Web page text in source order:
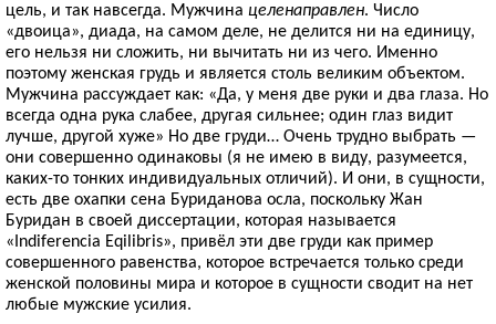
цель, и так навсегда. Мужчина целенаправлен. Число
«двоица», диада, на самом деле, не делится ни на единицу,
его нельзя ни сложить, ни вычитать ни из чего. Именно
поэтому женская грудь и является столь великим объектом.
Мужчина рассуждает как: «Да, у меня две руки и два глаза. Но
всегда одна рука слабее, другая сильнее; один глаз видит
лучше, другой хуже» Но две груди… Очень трудно выбрать —
они совершенно одинаковы (я не имею в виду, разумеется,
каких-то тонких индивидуальных отличий). И они, в сущности,
есть две охапки сена Буриданова осла, поскольку Жан
Буридан в своей диссертации, которая называется
«Indiferencia Eqilibris», привёл эти две груди как пример
совершенного равенства, которое встречается только среди
женской половины мира и которое в сущности сводит на нет
любые мужские усилия.